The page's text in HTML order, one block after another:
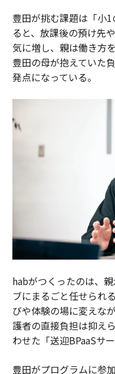
豊田が挑む課題は「小
ると、放課後の預け先
気に増し、親は働き方
豊田の母が抱えていた
発点になっている。
habがつくったのは、
ブにまるごと任せられ
びや体験の場に変えな
護者の直接負担は抑え
わせた「送迎BPaaSサ
豊田がプログラムに参